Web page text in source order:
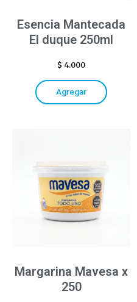
Esencia Mantecada
El duque 250ml
$ 4.000
Agregar
Margarina Mavesa x
250